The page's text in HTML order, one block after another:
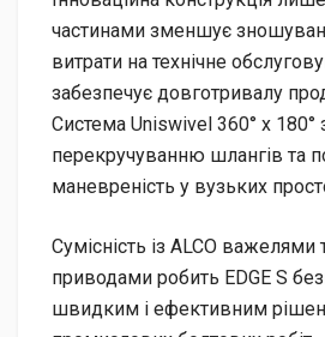
частинами зменшує
витрати на технічне
забезпечує довготривалу
Система Uniswivel 360° x 180°
перекручуванню шлангів та
маневреність у вузьких
Сумісність із ALCO
приводами робить EDGE S
швидким і ефективним